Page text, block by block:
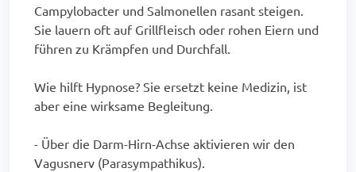
Campylobacter und Salmonellen rasant steigen.
Sie lauern oft auf Grillfleisch oder rohen Eiern und
führen zu Krämpfen und Durchfall.
Wie hilft Hypnose? Sie ersetzt keine Medizin, ist
aber eine wirksame Begleitung.
- Über die Darm-Hirn-Achse aktivieren wir den
Vagusnerv (Parasympathikus).